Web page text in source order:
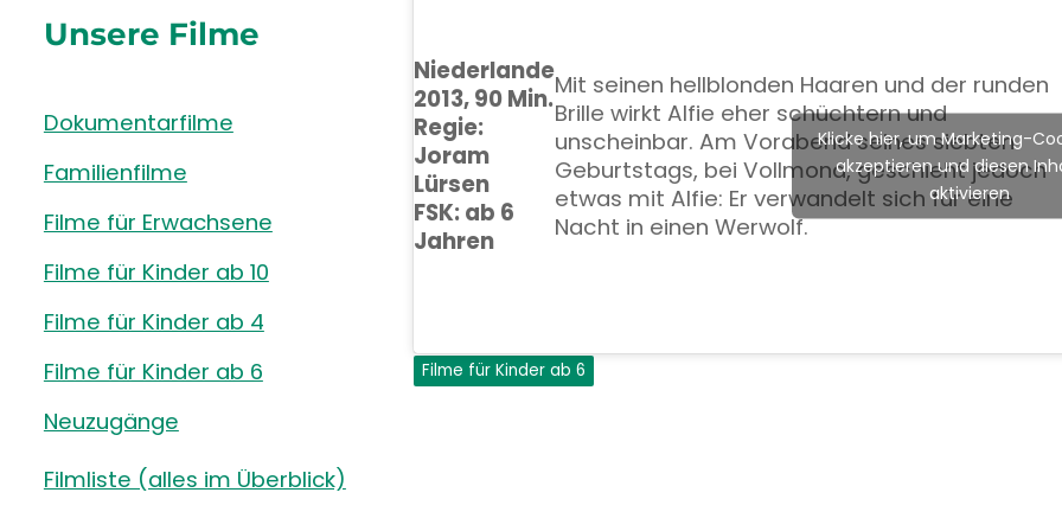
Niederlande
2013, 90 Min.
Regie:
Joram
Lürsen
FSK: ab 6
Jahren
Mit seinen hellblonden Haaren und der runden
Brille wirkt Alfie eher schüchtern und
unscheinbar. Am Vorabend seines siebten
Geburtstags, bei Vollmond, geschieht jedoch
etwas mit Alfie: Er verwandelt sich für eine
Nacht in einen Werwolf.
Klicke hier, um Marketing-
akzeptieren und diesen
aktivieren
Filme für Kinder ab 6
Unsere Filme
Dokumentarfilme
Familienfilme
Filme für Erwachsene
Filme für Kinder ab 10
Filme für Kinder ab 4
Filme für Kinder ab 6
Neuzugänge
Filmliste (alles im Überblick)